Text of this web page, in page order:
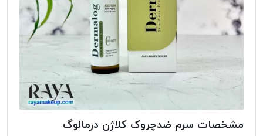
مشخصات سرم ضدچروک کلاژن درمالوگ